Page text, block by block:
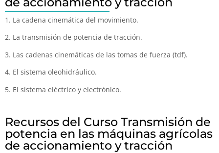
1. La cadena cinemática del movimiento.
2. La transmisión de potencia de tracción.
3. Las cadenas cinemáticas de las tomas de fuerza (tdf).
4. El sistema oleohidráulico.
5. El sistema eléctrico y electrónico.
Recursos del Curso Transmisión de
potencia en las máquinas agrícolas
de accionamiento y tracción